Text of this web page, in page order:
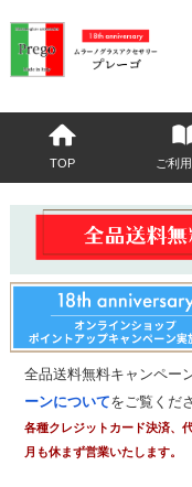
TOP ご利
全品送料無料キャンペ
ーンについてをご覧くだ
各種クレジットカード決済、
月も休まず営業いたします。